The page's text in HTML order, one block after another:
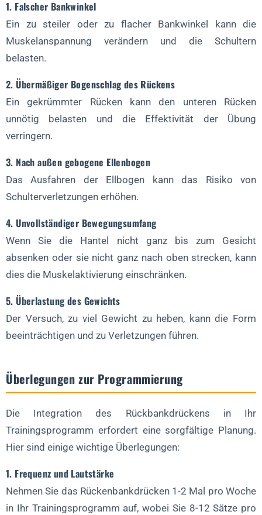
1. Falscher Bankwinkel
Ein zu steiler oder zu flacher Bankwinkel kann die
Muskelanspannung verändern und die Schultern
belasten.
2. Übermäßiger Bogenschlag des Rückens
Ein gekrümmter Rücken kann den unteren Rücken
unnötig belasten und die Effektivität der Übung
verringern.
3. Nach außen gebogene Ellenbogen
Das Ausfahren der Ellbogen kann das Risiko von
Schulterverletzungen erhöhen.
4. Unvollständiger Bewegungsumfang
Wenn Sie die Hantel nicht ganz bis zum Gesicht
absenken oder sie nicht ganz nach oben strecken, kann
dies die Muskelaktivierung einschränken.
5. Überlastung des Gewichts
Der Versuch, zu viel Gewicht zu heben, kann die Form
beeinträchtigen und zu Verletzungen führen.
Überlegungen zur Programmierung
Die Integration des Rückbankdrückens in Ihr
Trainingsprogramm erfordert eine sorgfältige Planung.
Hier sind einige wichtige Überlegungen:
1. Frequenz und Lautstärke
Nehmen Sie das Rückenbankdrücken 1-2 Mal pro Woche
in Ihr Trainingsprogramm auf, wobei Sie 8-12 Sätze pro